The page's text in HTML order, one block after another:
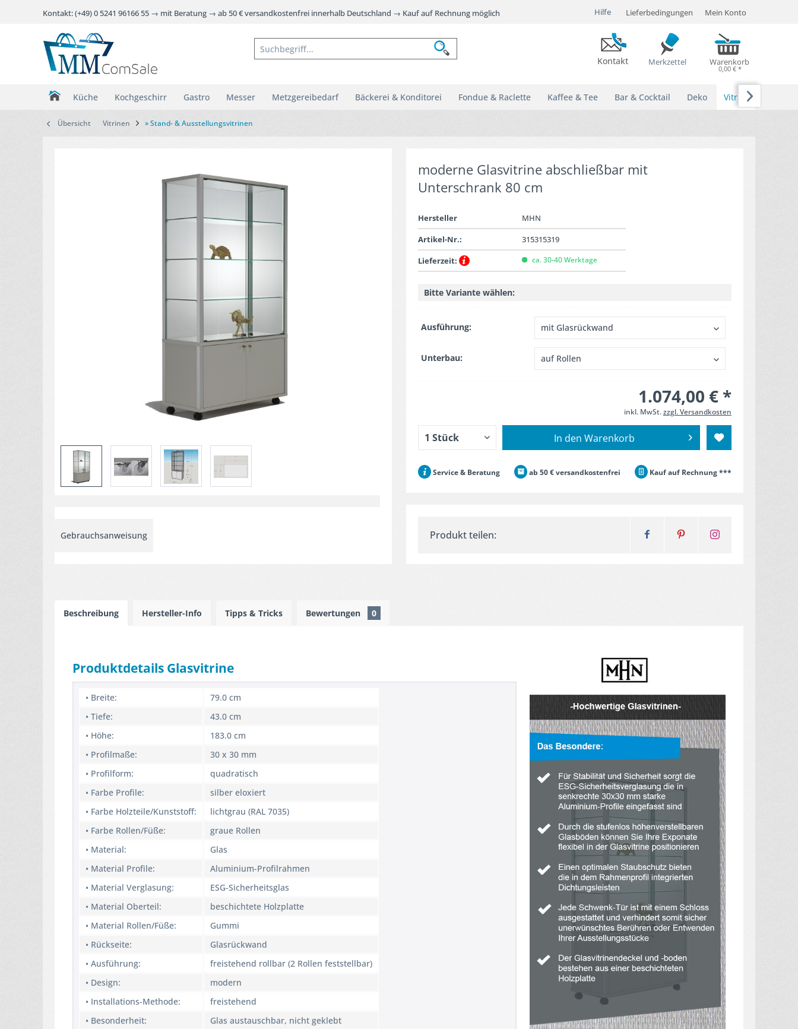
Hilfe Lieferbedingungen
Kontakt: (+49) 0 5241 96166 55 → mit Beratung → ab 50 € versandkostenfrei innerhalb Deutschland → Kauf auf Rechnung möglich
Kontakt Merkzettel
Mein Konto
Warenkorb
0,00 € *
Küche Kochgeschirr Gastro Messer Metzgereibedarf Bäckerei & Konditorei Fondue & Raclette Kaffee & Tee Bar & Cocktail Deko Vitrinen

Übersicht Vitrinen » Stand- & Ausstellungsvitrinen
Gebrauchsanweisung
moderne Glasvitrine abschließbar mit
Unterschrank 80 cm
Hersteller
MHN
Artikel-Nr.:
315315319
Lieferzeit:
ca. 30-40 Werktage
Bitte Variante wählen:
Ausführung:
Unterbau:
1.074,00 € *
inkl. MwSt.zzgl. Versandkosten
In den Warenkorb
Service & Beratung ab 50 € versandkostenfrei Kauf auf Rechnung ***
Produkt teilen:
Beschreibung Hersteller-Info Tipps & Tricks Bewertungen 0
Produktdetails Glasvitrine
• Breite:
79.0 cm
• Tiefe:
43.0 cm
• Höhe:
183.0 cm
• Profilmaße:
30 x 30 mm
• Profilform:
quadratisch
• Farbe Profile:
silber eloxiert
• Farbe Holzteile/Kunststoff:
lichtgrau (RAL 7035)
• Farbe Rollen/Füße:
graue Rollen
• Material:
Glas
• Material Profile:
Aluminium-Profilrahmen
• Material Verglasung:
ESG-Sicherheitsglas
• Material Oberteil:
beschichtete Holzplatte
• Material Rollen/Füße:
Gummi
• Rückseite:
Glasrückwand
• Ausführung:
freistehend rollbar (2 Rollen feststellbar)
• Design:
modern
• Installations-Methode:
freistehend
• Besonderheit:
Glas austauschbar, nicht geklebt